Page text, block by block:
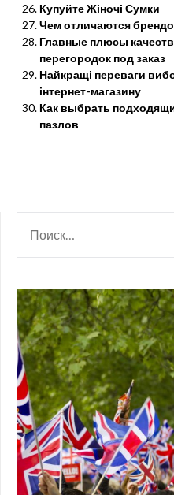
Купуйте Жіночі Сумки
Чем отличаются
Главные плюсы
перегородок под заказ
Найкращі переваги
інтернет-магазину
Как выбрать
пазлов